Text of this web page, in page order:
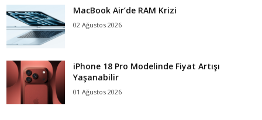
MacBook Air’de RAM Krizi
02 Ağustos 2026
iPhone 18 Pro Modelinde Fiyat Artışı
Yaşanabilir
01 Ağustos 2026